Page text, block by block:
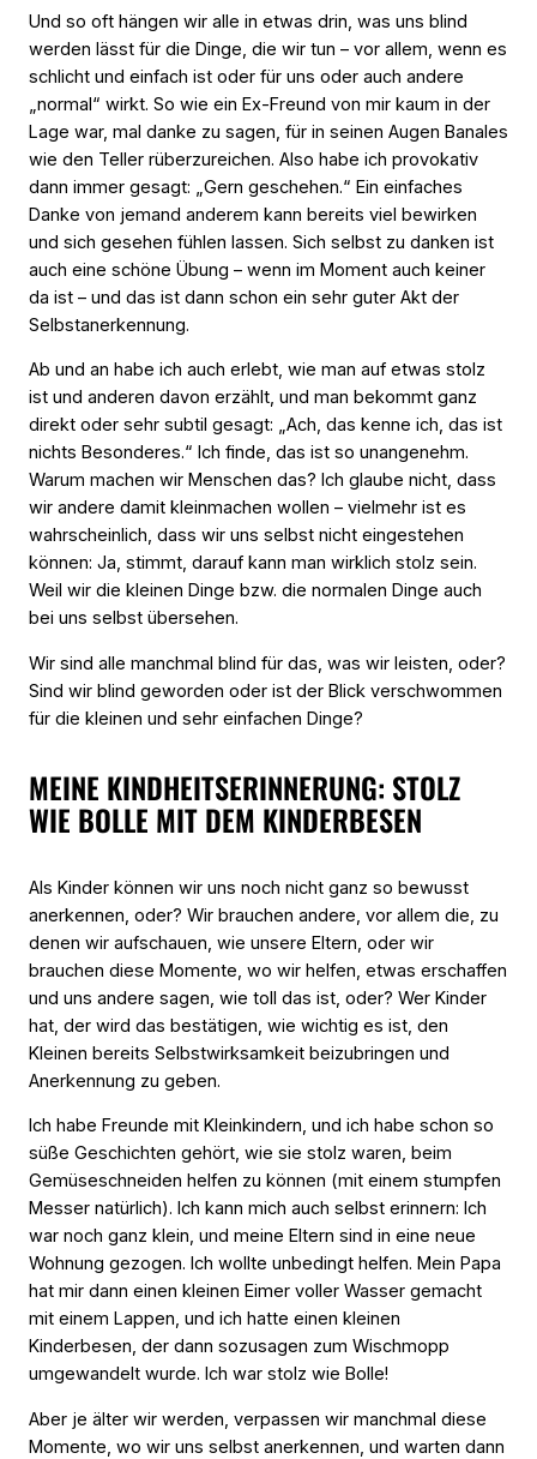
Und so oft hängen wir alle in etwas drin, was uns blind
werden lässt für die Dinge, die wir tun – vor allem, wenn es
schlicht und einfach ist oder für uns oder auch andere
„normal“ wirkt. So wie ein Ex-Freund von mir kaum in der
Lage war, mal danke zu sagen, für in seinen Augen Banales
wie den Teller rüberzureichen. Also habe ich provokativ
dann immer gesagt: „Gern geschehen.“ Ein einfaches
Danke von jemand anderem kann bereits viel bewirken
und sich gesehen fühlen lassen. Sich selbst zu danken ist
auch eine schöne Übung – wenn im Moment auch keiner
da ist – und das ist dann schon ein sehr guter Akt der
Selbstanerkennung.
Ab und an habe ich auch erlebt, wie man auf etwas stolz
ist und anderen davon erzählt, und man bekommt ganz
direkt oder sehr subtil gesagt: „Ach, das kenne ich, das ist
nichts Besonderes.“ Ich finde, das ist so unangenehm.
Warum machen wir Menschen das? Ich glaube nicht, dass
wir andere damit kleinmachen wollen – vielmehr ist es
wahrscheinlich, dass wir uns selbst nicht eingestehen
können: Ja, stimmt, darauf kann man wirklich stolz sein.
Weil wir die kleinen Dinge bzw. die normalen Dinge auch
bei uns selbst übersehen.
Wir sind alle manchmal blind für das, was wir leisten, oder?
Sind wir blind geworden oder ist der Blick verschwommen
für die kleinen und sehr einfachen Dinge?
MEINE KINDHEITSERINNERUNG: STOLZ
WIE BOLLE MIT DEM KINDERBESEN
Als Kinder können wir uns noch nicht ganz so bewusst
anerkennen, oder? Wir brauchen andere, vor allem die, zu
denen wir aufschauen, wie unsere Eltern, oder wir
brauchen diese Momente, wo wir helfen, etwas erschaffen
und uns andere sagen, wie toll das ist, oder? Wer Kinder
hat, der wird das bestätigen, wie wichtig es ist, den
Kleinen bereits Selbstwirksamkeit beizubringen und
Anerkennung zu geben.
Ich habe Freunde mit Kleinkindern, und ich habe schon so
süße Geschichten gehört, wie sie stolz waren, beim
Gemüseschneiden helfen zu können (mit einem stumpfen
Messer natürlich). Ich kann mich auch selbst erinnern: Ich
war noch ganz klein, und meine Eltern sind in eine neue
Wohnung gezogen. Ich wollte unbedingt helfen. Mein Papa
hat mir dann einen kleinen Eimer voller Wasser gemacht
mit einem Lappen, und ich hatte einen kleinen
Kinderbesen, der dann sozusagen zum Wischmopp
umgewandelt wurde. Ich war stolz wie Bolle!
Aber je älter wir werden, verpassen wir manchmal diese
Momente, wo wir uns selbst anerkennen, und warten dann